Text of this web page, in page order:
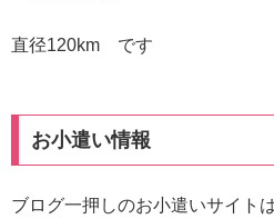
直径120km です
お小遣い情報
ブログ一押しのお小遣いサイト